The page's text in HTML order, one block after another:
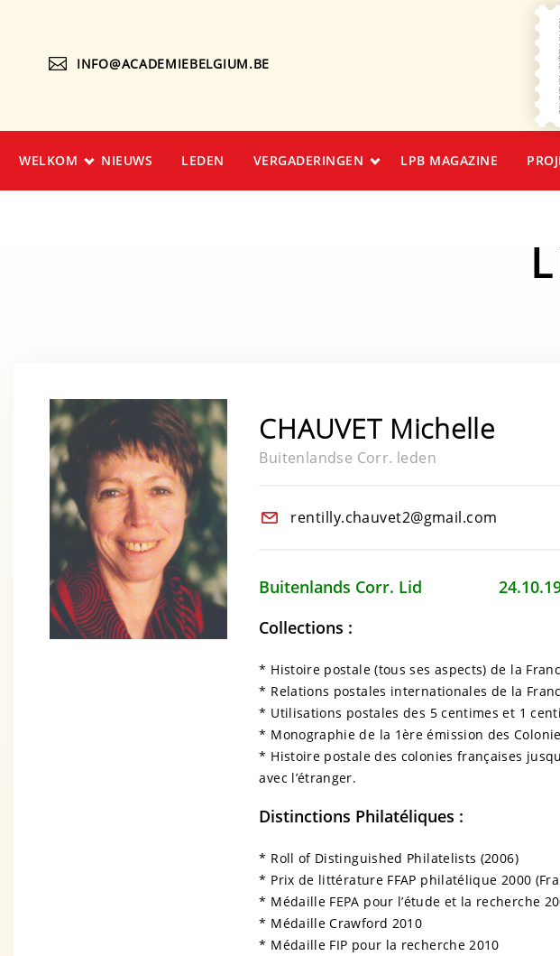
INFO@ACADEMIEBELGIUM.BE
WELKOM NIEUWS LEDEN VERGADERINGEN LPB MAGAZINE
CHAUVET Michelle
Buitenlandse Corr. leden
rentilly.chauvet2@gmail.com
Buitenlands Corr. Lid
Collections :
* Histoire postale (tous ses aspects) de la
* Relations postales internationales de la
* Utilisations postales des 5 centimes et 1
* Monographie de la 1ère émission des
* Histoire postale des colonies françaises
avec l’étranger.
Distinctions Philatéliques :
* Roll of Distinguished Philatelists (2006)
* Prix de littérature FFAP philatélique 2000
* Médaille FEPA pour l’étude et la recherche
* Médaille Crawford 2010
* Médaille FIP pour la recherche 2010